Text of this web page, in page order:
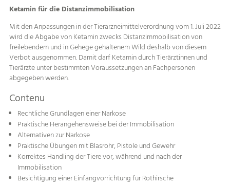
Ketamin für die Distanzimmobilisation
Mit den Anpassungen in der Tierarzneimittelverordnung vom 1. Juli 2022
wird die Abgabe von Ketamin zwecks Distanzimmobilisation von
freilebendem und in Gehege gehaltenem Wild deshalb von diesem
Verbot ausgenommen. Damit darf Ketamin durch Tierärztinnen und
Tierärzte unter bestimmten Voraussetzungen an Fachpersonen
abgegeben werden.
Contenu
Rechtliche Grundlagen einer Narkose
Praktische Herangehensweise bei der Immobilisation
Alternativen zur Narkose
Praktische Übungen mit Blasrohr, Pistole und Gewehr
Korrektes Handling der Tiere vor, während und nach der
Immobilisation
Besichtigung einer Einfangvorrichtung für Rothirsche